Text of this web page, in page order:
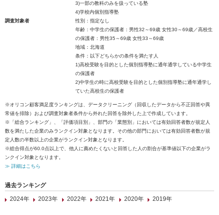
3)一部の教科のみを扱っている塾
4)学校内個別指導塾
調査対象者
性別：指定なし
年齢：中学生の保護者：男性32～69歳 女性30～69歳／高校生
の保護者：男性35～69歳 女性33～69歳
地域：北海道
条件：以下どちらかの条件を満たす人
1)高校受験を目的とした個別指導塾に通年通学している中学生
の保護者
2)中学生の時に高校受験を目的とした個別指導塾に通年通学し
ていた高校生の保護者
※オリコン顧客満足度ランキングは、データクリーニング（回収したデータから不正回答や異
常値を排除）および調査対象者条件から外れた回答を除外した上で作成しています。
※「総合ランキング」、「評価項目別」、部門の「業態別」においては有効回答者数が規定人
数を満たした企業のみランクイン対象となります。その他の部門においては有効回答者数が規
定人数の半数以上の企業がランクイン対象となります。
※総合得点が60.0点以上で、他人に薦めたくないと回答した人の割合が基準値以下の企業がラ
ンクイン対象となります。
≫ 詳細はこちら
過去ランキング
2024年
2023年 2022年 2021年 2020年 2019年